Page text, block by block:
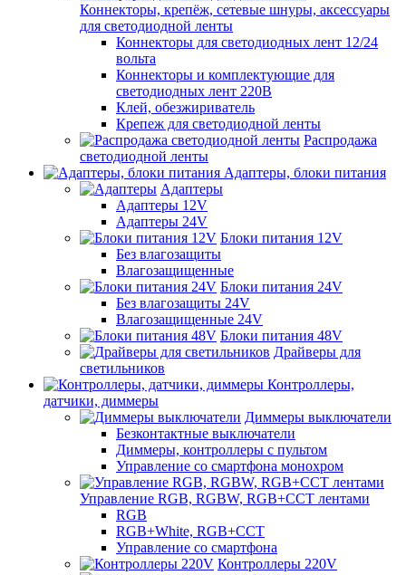
Коннекторы, крепёж, сетевые шнуры, аксессуары
для светодиодной ленты
Коннекторы для светодиодных лент 12/24
вольта
Коннекторы и комплектующие для
светодиодных лент 220В
Клей, обезжириватель
Крепеж для светодиодной ленты
Распродажа
светодиодной ленты
Адаптеры, блоки питания
Адаптеры
Адаптеры 12V
Адаптеры 24V
Блоки питания 12V
Без влагозащиты
Влагозащищенные
Блоки питания 24V
Без влагозащиты 24V
Влагозащищенные 24V
Блоки питания 48V
Драйверы для
светильников
Контроллеры,
датчики, диммеры
Диммеры выключатели
Безконтактные выключатели
Диммеры, контроллеры с пультом
Управление со смартфона монохром
Управление RGB, RGBW, RGB+CCT лентами
RGB
RGB+White, RGB+CCT
Управление со смартфона
Контроллеры 220V